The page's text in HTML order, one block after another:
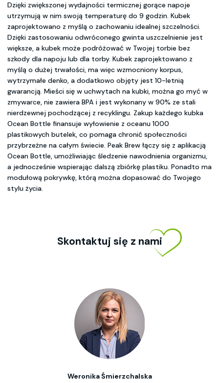
Dzięki zwiększonej wydajności termicznej gorące napoje
utrzymują w nim swoją temperaturę do 9 godzin. Kubek
zaprojektowano z myślą o zachowaniu idealnej szczelności.
Dzięki zastosowaniu odwróconego gwinta uszczelnienie jest
większe, a kubek może podróżować w Twojej torbie bez
szkody dla napoju lub dla torby. Kubek zaprojektowano z
myślą o dużej trwałości, ma więc wzmocniony korpus,
wytrzymałe denko, a dodatkowo objęty jest 10-letnią
gwarancją. Mieści się w uchwytach na kubki, można go myć w
zmywarce, nie zawiera BPA i jest wykonany w 90% ze stali
nierdzewnej pochodzącej z recyklingu. Zakup każdego kubka
Ocean Bottle finansuje wyłowienie z oceanu 1000
plastikowych butelek, co pomaga chronić społeczności
przybrzeżne na całym świecie. Peak Brew łączy się z aplikacją
Ocean Bottle, umożliwiając śledzenie nawodnienia organizmu,
a jednocześnie wspierając dalszą zbiórkę plastiku. Ponadto ma
modułową pokrywkę, którą można dopasować do Twojego
stylu życia.
Skontaktuj się z nami
Weronika Śmierzchalska